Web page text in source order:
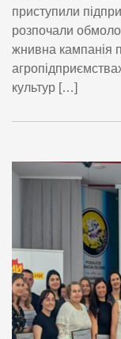
приступили
розпочали
жнивна кампанія
культур […]